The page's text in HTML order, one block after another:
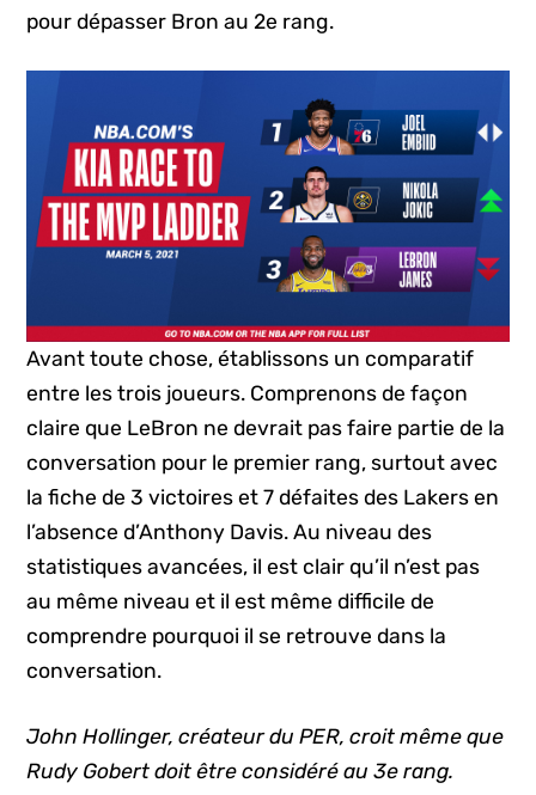
pour dépasser Bron au 2e rang.
Avant toute chose, établissons un comparatif
entre les trois joueurs. Comprenons de façon
claire que LeBron ne devrait pas faire partie de la
conversation pour le premier rang, surtout avec
la fiche de 3 victoires et 7 défaites des Lakers en
l’absence d’Anthony Davis. Au niveau des
statistiques avancées, il est clair qu’il n’est pas
au même niveau et il est même difficile de
comprendre pourquoi il se retrouve dans la
conversation.
John Hollinger, créateur du PER, croit même que
Rudy Gobert doit être considéré au 3e rang.